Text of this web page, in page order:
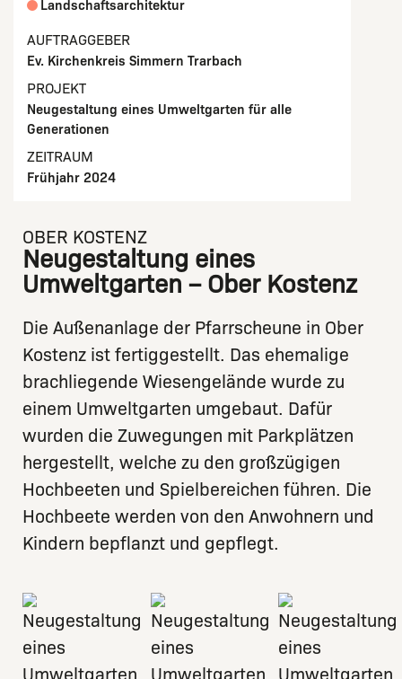
Landschaftsarchitektur
AUFTRAGGEBER
Ev. Kirchenkreis Simmern Trarbach
PROJEKT
Neugestaltung eines Umweltgarten für alle
Generationen
ZEITRAUM
Frühjahr 2024
OBER KOSTENZ
Neugestaltung eines
Umweltgarten – Ober Kostenz
Die Außenanlage der Pfarrscheune in Ober
Kostenz ist fertiggestellt. Das ehemalige
brachliegende Wiesengelände wurde zu
einem Umweltgarten umgebaut. Dafür
wurden die Zuwegungen mit Parkplätzen
hergestellt, welche zu den großzügigen
Hochbeeten und Spielbereichen führen. Die
Hochbeete werden von den Anwohnern und
Kindern bepflanzt und gepflegt.